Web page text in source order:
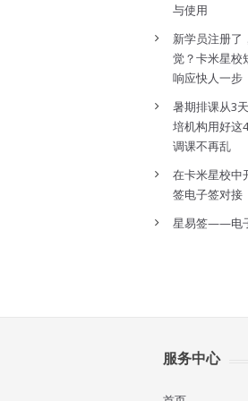
与使用
新学员注册了
觉？卡米星校
响应快人一步
暑期排课从3
培机构用好这
调课不再乱
在卡米星校中
签电子签对接
星易签——电
服务中心